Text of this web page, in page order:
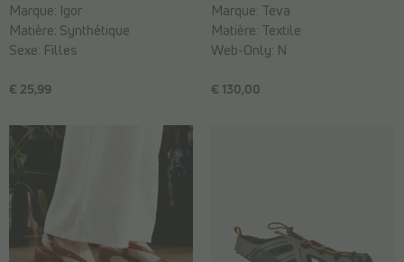
€ 25,99
Marque: Igor
Matière: Synthétique
Sexe: Filles
€ 130,00
Marque: Teva
Matière: Textile
Web-Only: N